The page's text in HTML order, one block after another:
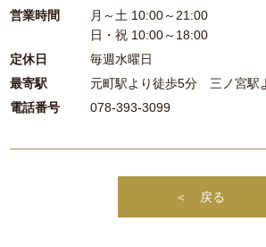
営業時間
月～土 10:00～21:00
日・祝 10:00～18:00
定休日
毎週水曜日
最寄駅
元町駅より徒歩5分 三ノ宮駅
電話番号
078-393-3099
＜ 戻る